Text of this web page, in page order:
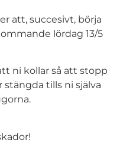
att, succesivt, börja
lördag 13/5
ni kollar så att stopp
tills ni själva